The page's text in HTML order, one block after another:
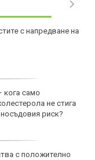
с напредване на
кога само
не стига
риск?
с положително